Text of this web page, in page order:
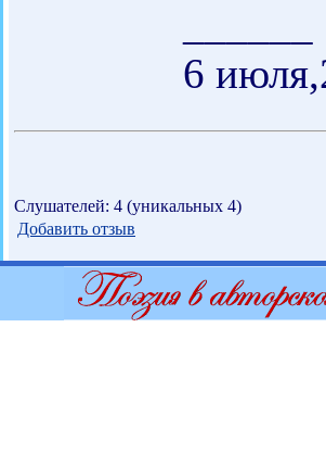
6
Слушателей: 4 (уникальных 4)
Добавить отзыв